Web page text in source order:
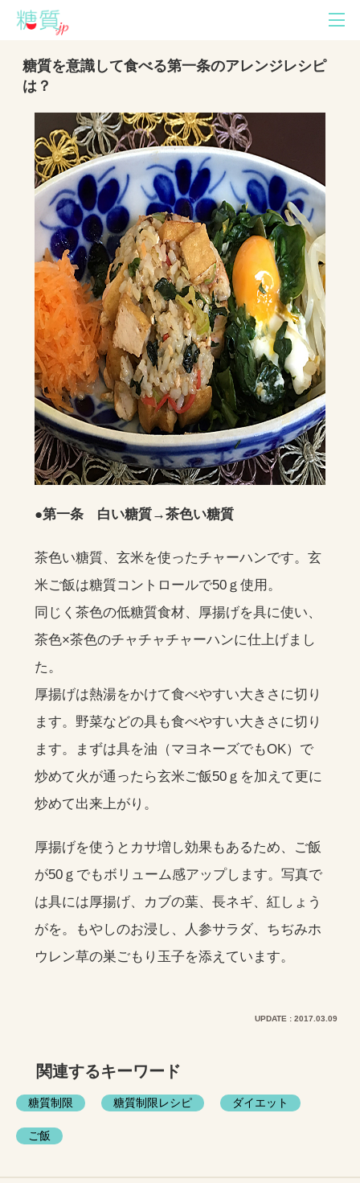
糖質を意識して食べる第一条のアレンジレシピ
は？
●第一条 白い糖質→茶色い糖質
茶色い糖質、玄米を使ったチャーハンです。玄
米ご飯は糖質コントロールで50ｇ使用。
同じく茶色の低糖質食材、厚揚げを具に使い、
茶色×茶色のチャチャチャーハンに仕上げまし
た。
厚揚げは熱湯をかけて食べやすい大きさに切り
ます。野菜などの具も食べやすい大きさに切り
ます。まずは具を油（マヨネーズでもOK）で
炒めて火が通ったら玄米ご飯50ｇを加えて更に
炒めて出来上がり。
厚揚げを使うとカサ増し効果もあるため、ご飯
が50ｇでもボリューム感アップします。写真で
は具には厚揚げ、カブの葉、長ネギ、紅しょう
がを。もやしのお浸し、人参サラダ、ちぢみホ
ウレン草の巣ごもり玉子を添えています。
UPDATE : 2017.03.09
関連するキーワード
糖質制限 糖質制限レシピ ダイエット
ご飯